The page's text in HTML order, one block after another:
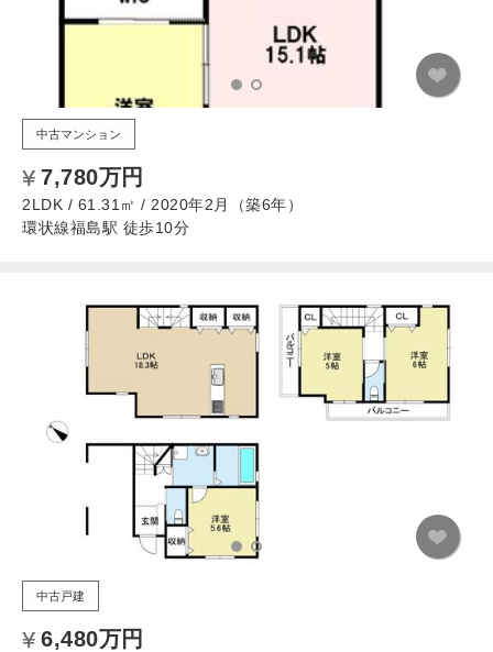
中古マンション
7,780万円
2LDK / 61.31㎡ / 2020年2月（築6年）
環状線福島駅 徒歩10分
中古戸建
6,480万円